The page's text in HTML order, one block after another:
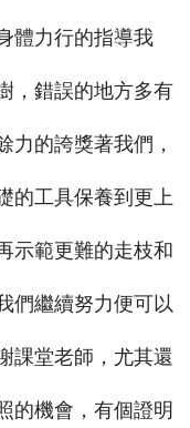
體力行的指導我
，錯誤的地方多有
力的誇獎著我們，
的工具保養到更上
示範更難的走枝和
們繼續努力便可以
課堂老師，尤其還
的機會，有個證明